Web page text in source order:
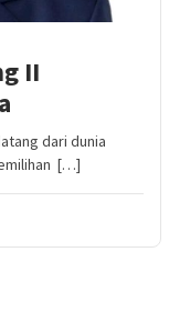
II
dari dunia
[…]